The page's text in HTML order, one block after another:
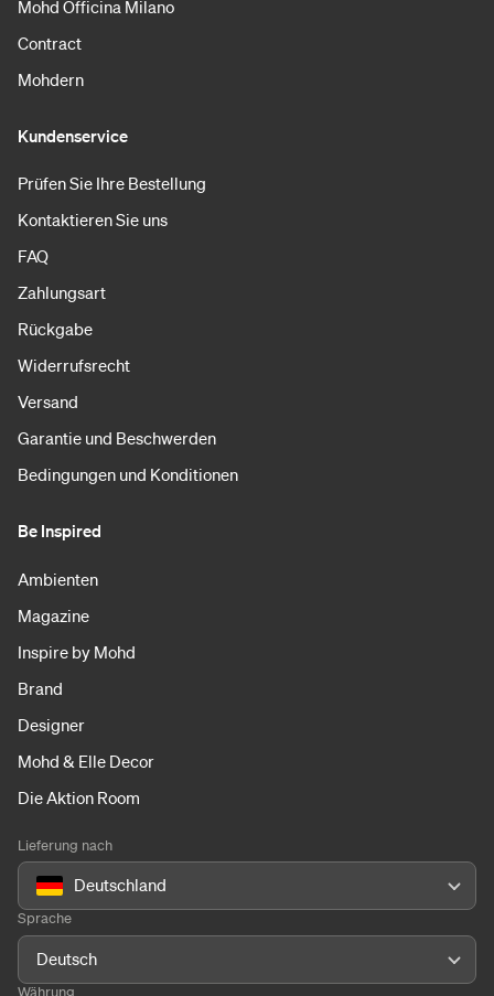
Mohd Officina Milano
Contract
Mohdern
Kundenservice
Prüfen Sie Ihre Bestellung
Kontaktieren Sie uns
FAQ
Zahlungsart
Rückgabe
Widerrufsrecht
Versand
Garantie und Beschwerden
Bedingungen und Konditionen
Be Inspired
Ambienten
Magazine
Inspire by Mohd
Brand
Designer
Mohd & Elle Decor
Die Aktion Room
Lieferung nach
Deutschland
Sprache
Deutsch